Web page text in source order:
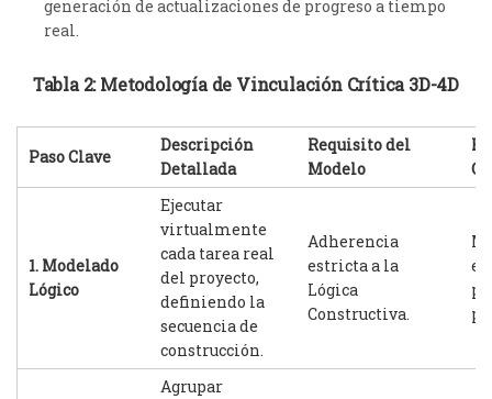
generación de actualizaciones de progreso a tiempo
real.
Tabla 2: Metodología de Vinculación Crítica 3D-4D
Paso Clave
Descripción
Detallada
Requisito del
Modelo
1. Modelado
Lógico
Ejecutar
virtualmente
cada tarea real
del proyecto,
definiendo la
secuencia de
construcción.
Adherencia
estricta a la
Lógica
Constructiva.
Agrupar